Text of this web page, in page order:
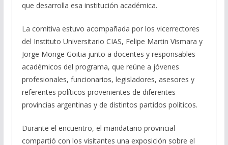
que desarrolla esa institución académica.
La comitiva estuvo acompañada por los vicerrectores
del Instituto Universitario CIAS, Felipe Martin Vismara y
Jorge Monge Goitia junto a docentes y responsables
académicos del programa, que reúne a jóvenes
profesionales, funcionarios, legisladores, asesores y
referentes políticos provenientes de diferentes
provincias argentinas y de distintos partidos políticos.
Durante el encuentro, el mandatario provincial
compartió con los visitantes una exposición sobre el